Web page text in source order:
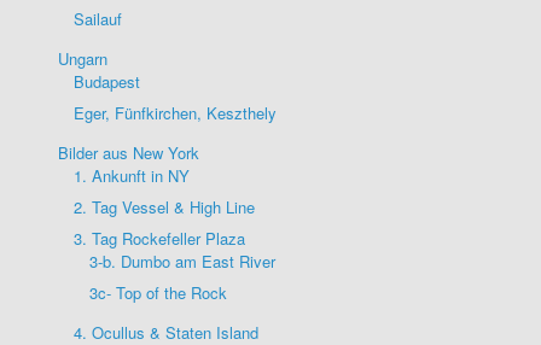
Sailauf
Ungarn
Budapest
Eger, Fünfkirchen, Keszthely
Bilder aus New York
1. Ankunft in NY
2. Tag Vessel & High Line
3. Tag Rockefeller Plaza
3-b. Dumbo am East River
3c- Top of the Rock
4. Ocullus & Staten Island